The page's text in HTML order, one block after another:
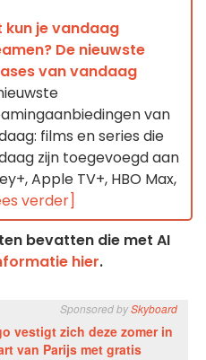
kun je vandaag
De nieuwste
van vandaag
van
films en series die
zijn toegevoegd aan
Apple TV+, HBO Max,
verder]
bevatten die met AI
hier.